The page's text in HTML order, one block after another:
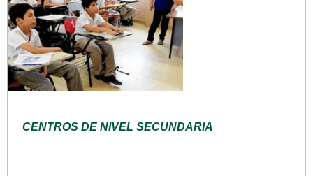
CENTROS DE NIVEL SECUNDARIA